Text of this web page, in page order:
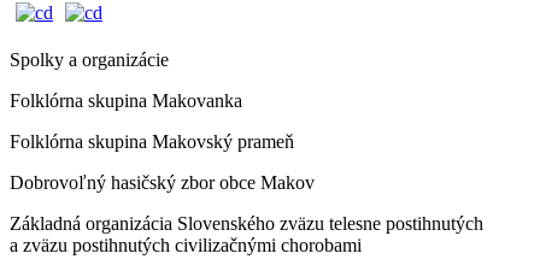
Spolky a organizácie
Folklórna skupina Makovanka
Folklórna skupina Makovský prameň
Dobrovoľný hasičský zbor obce Makov
Základná organizácia Slovenského zväzu telesne postihnutých
a zväzu postihnutých civilizačnými chorobami